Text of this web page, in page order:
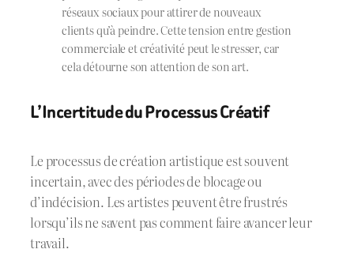
réseaux sociaux pour attirer de nouveaux
clients qu’à peindre. Cette tension entre gestion
commerciale et créativité peut le stresser, car
cela détourne son attention de son art.
L’Incertitude du Processus Créatif
Le processus de création artistique est souvent
incertain, avec des périodes de blocage ou
d’indécision. Les artistes peuvent être frustrés
lorsqu’ils ne savent pas comment faire avancer leur
travail.